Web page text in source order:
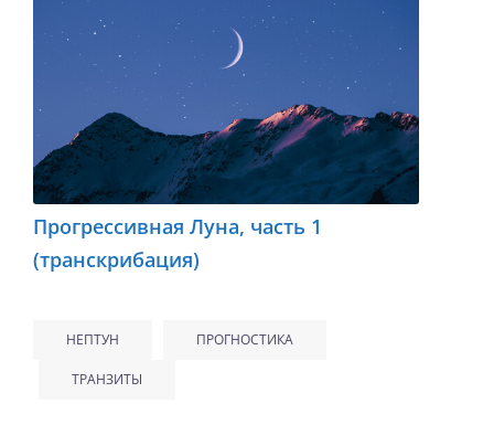
Прогрессивная Луна, часть 1
(транскрибация)
НЕПТУН ПРОГНОСТИКА
ТРАНЗИТЫ